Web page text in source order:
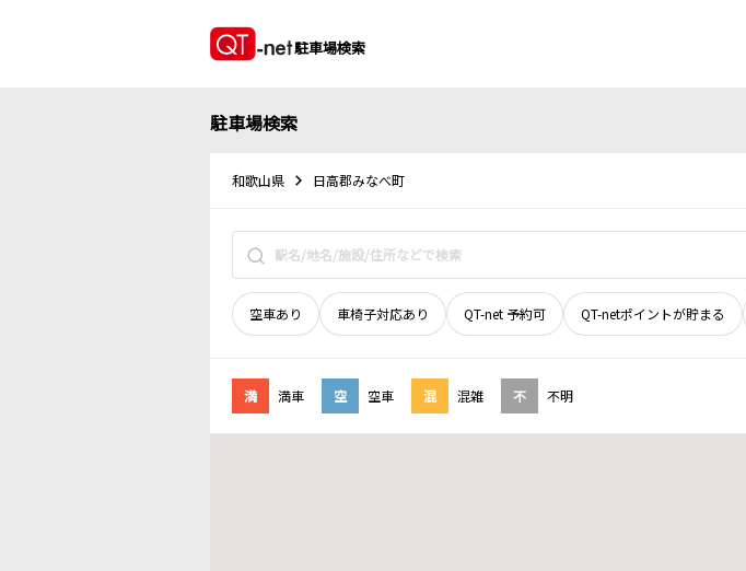
駐車場検索
駐車場検索
和歌山県 日高郡みなべ町
空車あり 車椅子対応あり QT-net 予約可 QT-netポイントが貯まる
満 満車 空 空車 混 混雑 不 不明